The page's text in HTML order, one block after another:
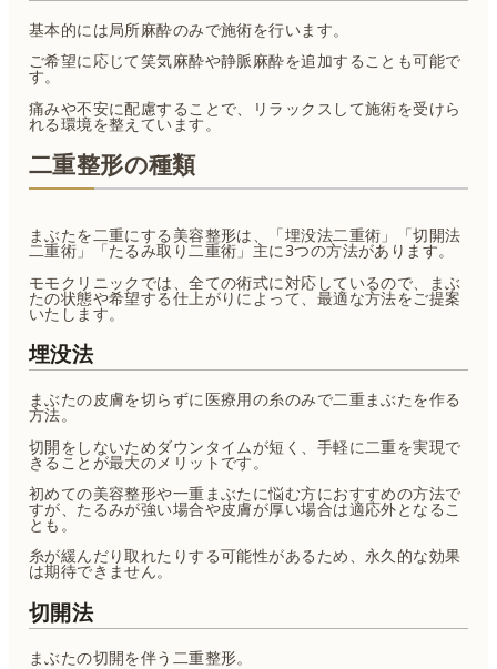
基本的には局所麻酔のみで施術を行います。
ご希望に応じて笑気麻酔や静脈麻酔を追加することも可能で
す。
痛みや不安に配慮することで、リラックスして施術を受けら
れる環境を整えています。
二重整形の種類
まぶたを二重にする美容整形は、「埋没法二重術」「切開法
二重術」「たるみ取り二重術」主に3つの方法があります。
モモクリニックでは、全ての術式に対応しているので、まぶ
たの状態や希望する仕上がりによって、最適な方法をご提案
いたします。
埋没法
まぶたの皮膚を切らずに医療用の糸のみで二重まぶたを作る
方法。
切開をしないためダウンタイムが短く、手軽に二重を実現で
きることが最大のメリットです。
初めての美容整形や一重まぶたに悩む方におすすめの方法で
すが、たるみが強い場合や皮膚が厚い場合は適応外となるこ
とも。
糸が緩んだり取れたりする可能性があるため、永久的な効果
は期待できません。
切開法
まぶたの切開を伴う二重整形。